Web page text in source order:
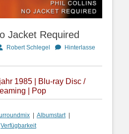
Jacket Required
Robert Schlegel
Hinterlasse
1985 | Blu-ray Disc /
| Pop
Albumstart|
Verfügbarkeit